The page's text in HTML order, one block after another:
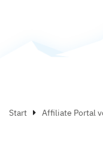
Start Affiliate Portal